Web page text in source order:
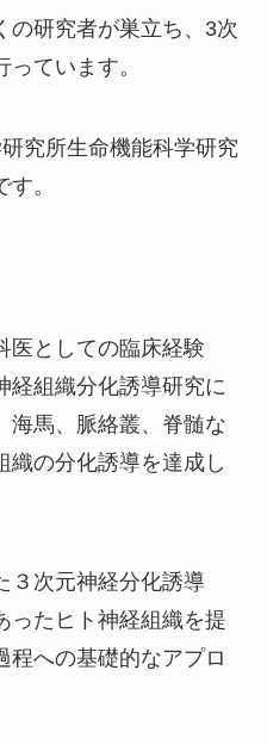
研究者が巣立ち、 3次
ています。
究所生命機能科学研究
。
医としての臨床経験
経組織分化誘導研究に
海馬、脈絡叢、脊髄な
織の分化誘導を達成し
３次元神経分化誘導
ったヒト神経組織を提
程への基礎的なアプロ